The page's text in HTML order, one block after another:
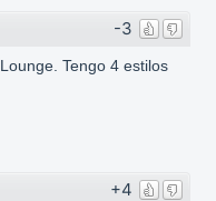
-3
Tengo 4 estilos
+4